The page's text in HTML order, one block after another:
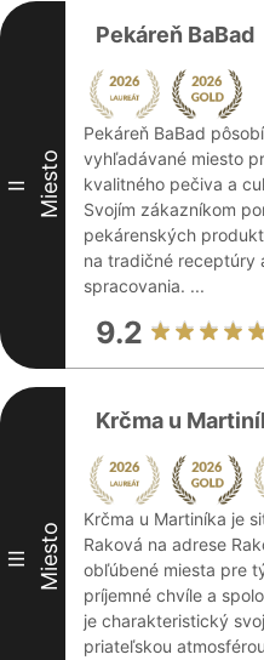
II Miesto
Pekáreň BaBad
Pekáreň BaBad
vyhľadávané miesto
kvalitného pečiva a
Svojím zákazníkom
pekárenských
na tradičné receptúry
spracovania. ...
9.2
III Miesto
Krčma u
Krčma u Martiníka je
Raková na adrese
obľúbené miesta pre
príjemné chvíle a
je charakteristický
priateľskou